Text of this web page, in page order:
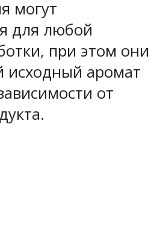
могут
для любой
при этом они
исходный аромат
от